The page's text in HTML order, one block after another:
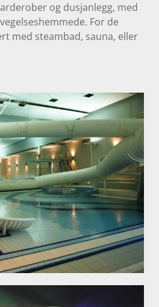
og dusjanlegg, med
For de
med steambad, sauna, eller